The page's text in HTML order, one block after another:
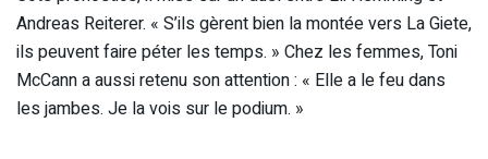
Andreas Reiterer. « S’ils gèrent bien la montée vers La Giete,
ils peuvent faire péter les temps. » Chez les femmes, Toni
McCann a aussi retenu son attention : « Elle a le feu dans
les jambes. Je la vois sur le podium. »